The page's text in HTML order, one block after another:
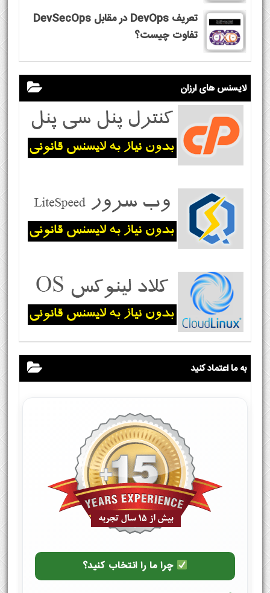
تعریف DevOps در مقابل DevSecOps
تفاوت چیست؟
لایسنس های ارزان
به ما اعتماد کنید
چرا ما را انتخاب کنید؟